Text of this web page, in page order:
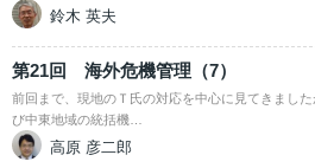
鈴木 英夫
第21回 海外危機管理（7）
前回まで、現地のＴ氏の対応を中心に見てきまし
び中東地域の統括機…
高原 彦二郎